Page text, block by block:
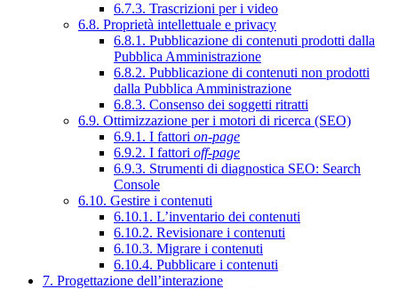
6.7.3. Trascrizioni per i video
6.8. Proprietà intellettuale e privacy
6.8.1. Pubblicazione di contenuti prodotti dalla
Pubblica Amministrazione
6.8.2. Pubblicazione di contenuti non prodotti
dalla Pubblica Amministrazione
6.8.3. Consenso dei soggetti ritratti
6.9. Ottimizzazione per i motori di ricerca (SEO)
6.9.1. I fattori on-page
6.9.2. I fattori off-page
6.9.3. Strumenti di diagnostica SEO: Search
Console
6.10. Gestire i contenuti
6.10.1. L’inventario dei contenuti
6.10.2. Revisionare i contenuti
6.10.3. Migrare i contenuti
6.10.4. Pubblicare i contenuti
7. Progettazione dell’interazione